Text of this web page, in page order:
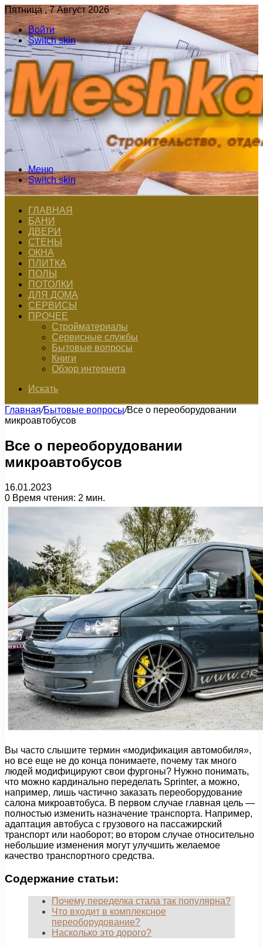
Пятница , 7 Август 2026
Войти
Switch skin
Меню
Switch skin
ГЛАВНАЯ
БАНИ
ДВЕРИ
СТЕНЫ
ОКНА
ПЛИТКА
ПОЛЫ
ПОТОЛКИ
ДЛЯ ДОМА
СЕРВИСЫ
ПРОЧЕЕ
Стройматериалы
Сервисные службы
Бытовые вопросы
Книги
Обзор интернета
Искать
Главная/Бытовые вопросы/Все о переоборудовании
микроавтобусов
Все о переоборудовании
микроавтобусов
16.01.2023
0 Время чтения: 2 мин.
Вы часто слышите термин «модификация автомобиля»,
но все еще не до конца понимаете, почему так много
людей модифицируют свои фургоны? Нужно понимать,
что можно кардинально переделать Sprinter, а можно,
например, лишь частично заказать переоборудование
салона микроавтобуса. В первом случае главная цель —
полностью изменить назначение транспорта. Например,
адаптация автобуса с грузового на пассажирский
транспорт или наоборот; во втором случае относительно
небольшие изменения могут улучшить желаемое
качество транспортного средства.
Содержание статьи:
Почему переделка стала так популярна?
Что входит в комплексное
переоборудование?
Насколько это дорого?